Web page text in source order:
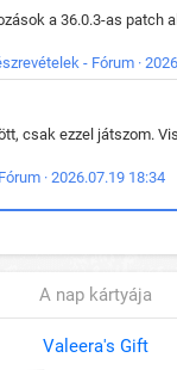
- Fórum ·
· 2026.07.19 18:34
A nap kártyája
Valeera's Gift